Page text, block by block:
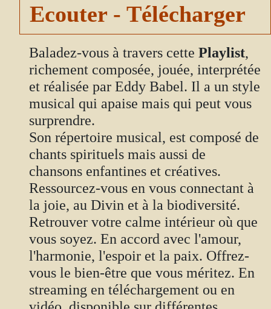
Ecouter - Télécharger
Baladez-vous à travers cette Playlist,
richement composée, jouée, interprétée
et réalisée par Eddy Babel. Il a un style
musical qui apaise mais qui peut vous
surprendre.
Son répertoire musical, est composé de
chants spirituels mais aussi de
chansons enfantines et créatives.
Ressourcez-vous en vous connectant à
la joie, au Divin et à la biodiversité.
Retrouver votre calme intérieur où que
vous soyez. En accord avec l'amour,
l'harmonie, l'espoir et la paix. Offrez-
vous le bien-être que vous méritez. En
streaming en téléchargement ou en